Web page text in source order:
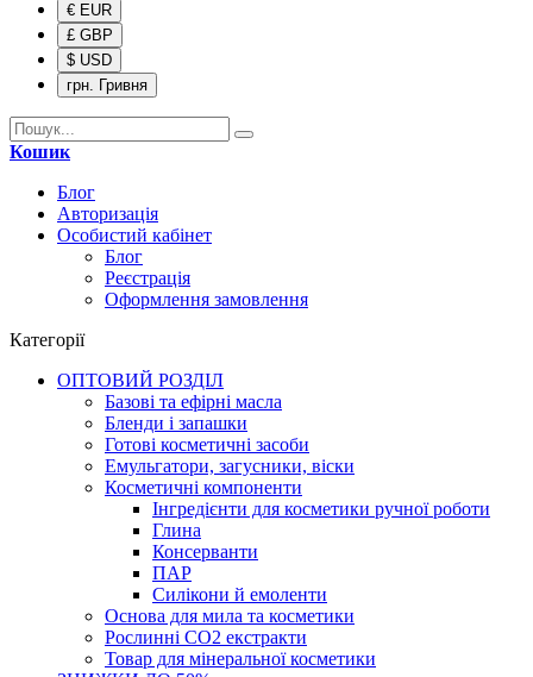
€ EUR
£ GBP
$ USD
грн. Гривня
Кошик
Блог
Авторизація
Особистий кабінет
Блог
Реєстрація
Оформлення замовлення
Категорії
ОПТОВИЙ РОЗДІЛ
Базові та ефірні масла
Бленди і запашки
Готові косметичні засоби
Емульгатори, загусники, віски
Косметичні компоненти
Інгредієнти для косметики ручної роботи
Глина
Консерванти
ПАР
Силікони й емоленти
Основа для мила та косметики
Рослинні СО2 екстракти
Товар для мінеральної косметики